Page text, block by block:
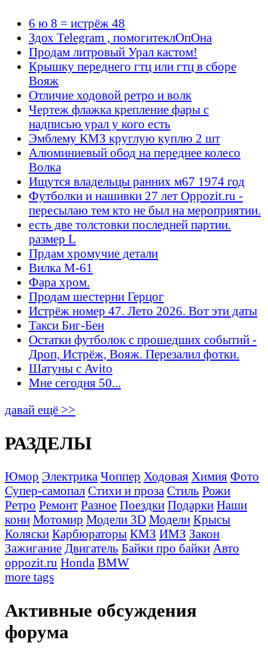
6 ю 8 = истрёж 48
Здох Telegram , помогитеклОпОна
Продам литровый Урал кастом!
Крышку переднего гтц или гтц в сборе
Вояж
Отличие ходовой ретро и волк
Чертеж флажка крепление фары с
надписью урал у кого есть
Эмблему КМЗ круглую куплю 2 шт
Алюминиевый обод на переднее колесо
Волка
Ищутся владельцы ранних м67 1974 год
Футболки и нашивки 27 лет Oppozit.ru -
пересылаю тем кто не был на мероприятии.
есть две толстовки последней партии.
размер L
Прдам хромучие детали
Вилка М-61
Фара хром.
Продам шестерни Герцог
Истрёж номер 47. Лето 2026. Вот эти даты
Такси Биг-Бен
Остатки футболок с прошедших событий -
Дроп, Истрёж, Вояж. Перезалил фотки.
Шатуны с Avito
Мне сегодня 50...
давай ещё >>
РАЗДЕЛЫ
Юмор Электрика Чоппер Ходовая Химия Фото
Супер-самопал Стихи и проза Стиль Рожи
Ретро Ремонт Разное Поездки Подарки Наши
кони Мотомир Модели 3D Модели Крысы
Коляски Карбюраторы КМЗ ИМЗ Закон
Зажигание Двигатель Байки про байки Авто
oppozit.ru Honda BMW
more tags
Активные обсуждения
форума